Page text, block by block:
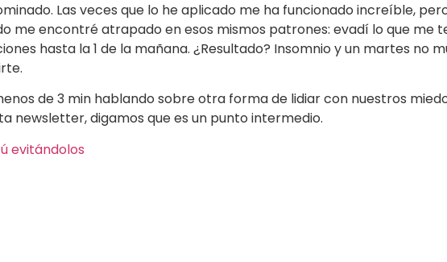
Las veces que lo he aplicado me ha funcionado increíble,
me encontré atrapado en esos mismos patrones: evadí lo que me
hasta la 1 de la mañana. ¿Resultado? Insomnio y un martes no
de 3 min hablando sobre otra forma de lidiar con nuestros
newsletter, digamos que es un punto intermedio.
evitándolos